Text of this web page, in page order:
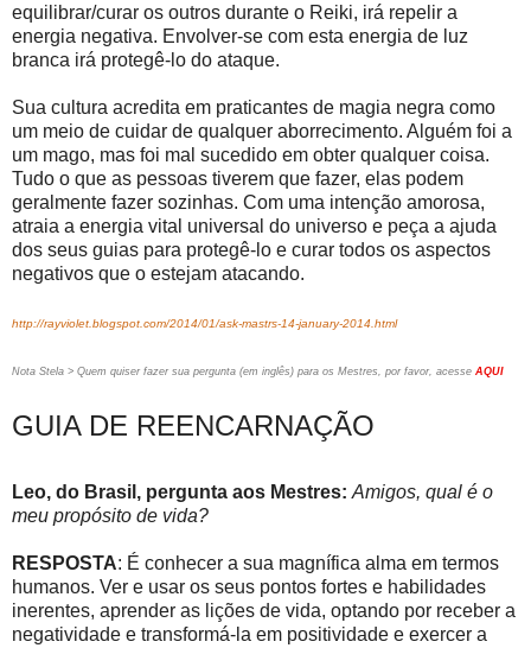
equilibrar/curar os outros durante o Reiki, irá repelir a
energia negativa. Envolver-se com esta energia de luz
branca irá protegê-lo do ataque.
Sua cultura acredita em praticantes de magia negra como
um meio de cuidar de qualquer aborrecimento. Alguém foi a
um mago, mas foi mal sucedido em obter qualquer coisa.
Tudo o que as pessoas tiverem que fazer, elas podem
geralmente fazer sozinhas. Com uma intenção amorosa,
atraia a energia vital universal do universo e peça a ajuda
dos seus guias para protegê-lo e curar todos os aspectos
negativos que o estejam atacando.
http://rayviolet.blogspot.com/2014/01/ask-mastrs-14-january-2014.html
Nota Stela > Quem quiser fazer sua pergunta (em inglês) para os Mestres, por favor, acesse AQUI
GUIA DE REENCARNAÇÃO
Leo, do Brasil, pergunta aos Mestres: Amigos, qual é o
meu propósito de vida?
RESPOSTA: É conhecer a sua magnífica alma em termos
humanos. Ver e usar os seus pontos fortes e habilidades
inerentes, aprender as lições de vida, optando por receber a
negatividade e transformá-la em positividade e exercer a